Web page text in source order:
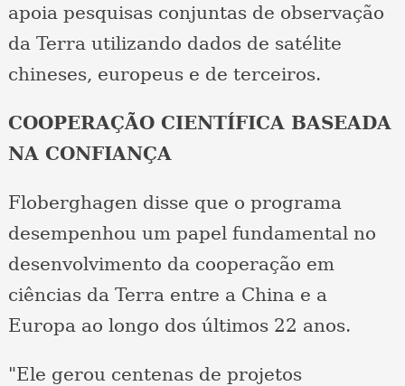
apoia pesquisas conjuntas de observação
da Terra utilizando dados de satélite
chineses, europeus e de terceiros.
COOPERAÇÃO CIENTÍFICA BASEADA
NA CONFIANÇA
Floberghagen disse que o programa
desempenhou um papel fundamental no
desenvolvimento da cooperação em
ciências da Terra entre a China e a
Europa ao longo dos últimos 22 anos.
"Ele gerou centenas de projetos